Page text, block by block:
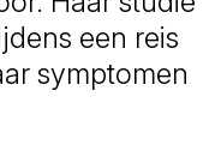
een reis
symptomen